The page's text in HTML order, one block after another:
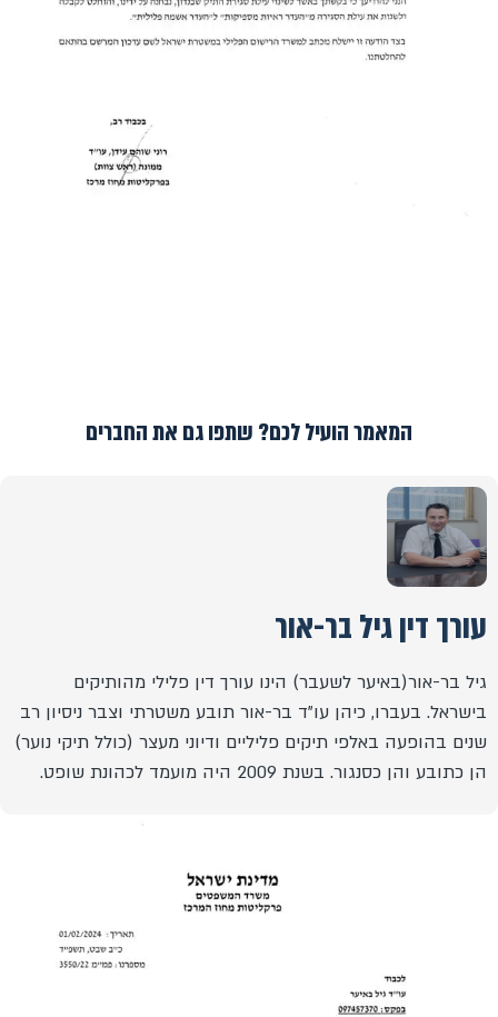
המאמר הועיל לכם? שתפו גם את החברים
עורך דין גיל בר-אור
גיל בר-אור(באיער לשעבר) הינו עורך דין פלילי מהותיקים
בישראל. בעברו, כיהן עו"ד בר-אור תובע משטרתי וצבר ניסיון רב
שנים בהופעה באלפי תיקים פליליים ודיוני מעצר (כולל תיקי נוער)
הן כתובע והן כסנגור. בשנת 2009 היה מועמד לכהונת שופט.